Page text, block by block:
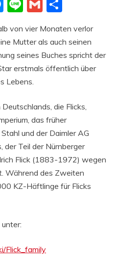
Messenger
LineGmail
von vier Monaten verlor
Mutter als auch seinen
seines Buches spricht der
erstmals öffentlich über
Lebens.
die Flicks,
das früher
und der Daimler AG
der Teil der Nürnberger
Flick (1883-1972) wegen
Während des Zweiten
KZ-Häftlinge für Flicks
Flick_family